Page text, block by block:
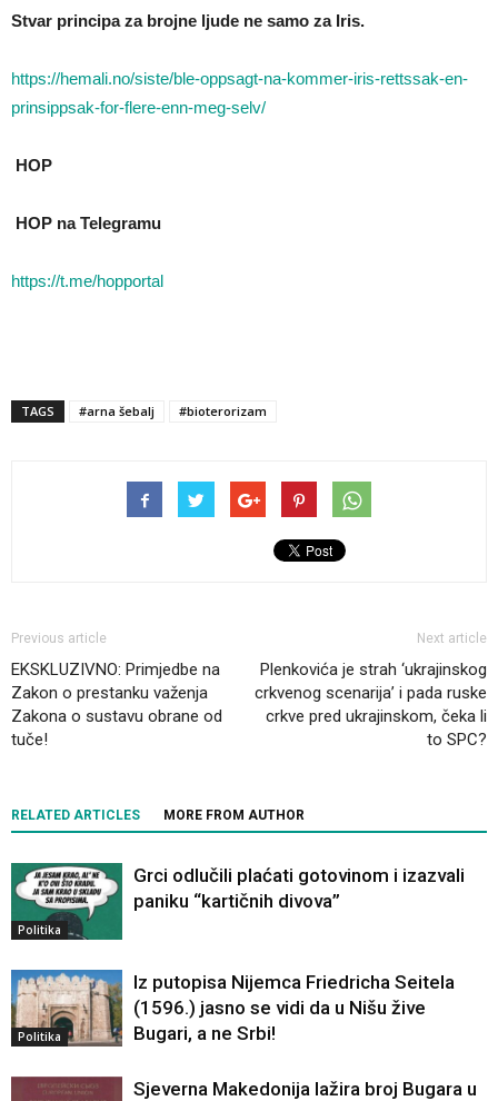
Stvar principa za brojne ljude ne samo za Iris.
https://hemali.no/siste/ble-oppsagt-na-kommer-iris-rettssak-en-
prinsippsak-for-flere-enn-meg-selv/
HOP
HOP na Telegramu
https://t.me/hopportal
TAGS #arna šebalj #bioterorizam
Previous article
EKSKLUZIVNO: Primjedbe na
Zakon o prestanku važenja
Zakona o sustavu obrane od
tuče!
Next article
Plenkovića je strah ‘ukrajinskog
crkvenog scenarija’ i pada ruske
crkve pred ukrajinskom, čeka li
to SPC?
RELATED ARTICLES MORE FROM AUTHOR
Politika
Grci odlučili plaćati gotovinom i izazvali
paniku “kartičnih divova”
Politika
Iz putopisa Nijemca Friedricha Seitela
(1596.) jasno se vidi da u Nišu žive
Bugari, a ne Srbi!
Sjeverna Makedonija lažira broj Bugara u